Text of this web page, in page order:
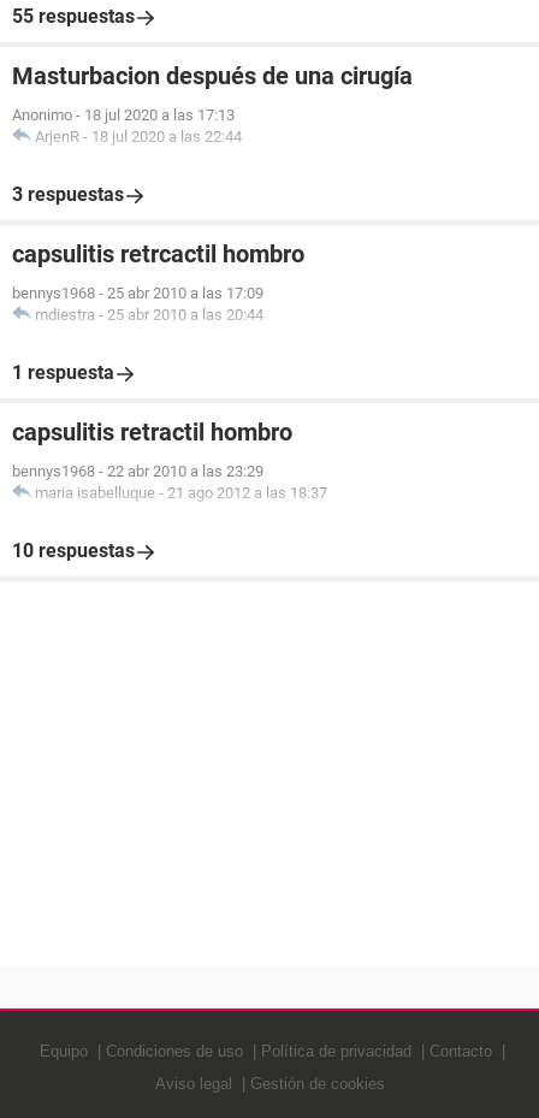
55 respuestas
Masturbacion después de una cirugía
Anonimo - 18 jul 2020 a las 17:13
ArjenR - 18 jul 2020 a las 22:44
3 respuestas
capsulitis retrcactil hombro
bennys1968 - 25 abr 2010 a las 17:09
mdiestra - 25 abr 2010 a las 20:44
1 respuesta
capsulitis retractil hombro
bennys1968 - 22 abr 2010 a las 23:29
maria isabelluque - 21 ago 2012 a las 18:37
10 respuestas
Equipo Condiciones de uso Política de privacidad
Contacto
Aviso legal
Gestión de cookies